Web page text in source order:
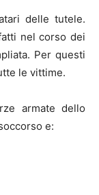
delle tutele.
nel corso dei
Per questi
le vittime.
armate dello
e: